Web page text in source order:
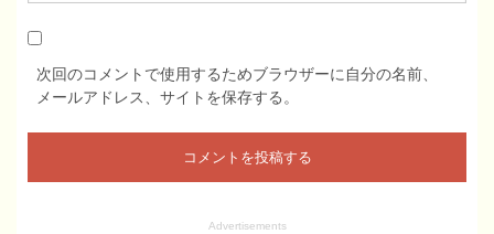
次回のコメントで使用するためブラウザーに自分の名前、
メールアドレス、サイトを保存する。
Advertisements